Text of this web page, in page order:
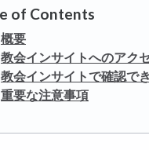
概要
教会インサイトへのアク
教会インサイトで確認で
重要な注意事項